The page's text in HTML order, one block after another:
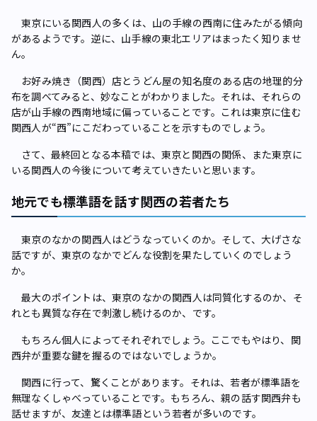
東京にいる関西人の多くは、山の手線の西南に住みたがる傾向
があるようです。逆に、山手線の東北エリアはまったく知りませ
ん。
お好み焼き（関西）店とうどん屋の知名度のある店の地理的分
布を調べてみると、妙なことがわかりました。それは、それらの
店が山手線の西南地域に偏っていることです。これは東京に住む
関西人が“西”にこだわっていることを示すものでしょう。
さて、最終回となる本稿では、東京と関西の関係、また東京に
いる関西人の今後について考えていきたいと思います。
地元でも標準語を話す関西の若者たち
東京のなかの関西人はどうなっていくのか。そして、大げさな
話ですが、東京のなかでどんな役割を果たしていくのでしょう
か。
最大のポイントは、東京のなかの関西人は同質化するのか、そ
れとも異質な存在で刺激し続けるのか、です。
もちろん個人によってそれぞれでしょう。ここでもやはり、関
西弁が重要な鍵を握るのではないでしょうか。
関西に行って、驚くことがあります。それは、若者が標準語を
無理なくしゃべっていることです。もちろん、親の話す関西弁も
話せますが、友達とは標準語という若者が多いのです。